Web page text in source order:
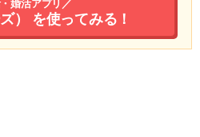
婚活アプリ／
） を使ってみる！